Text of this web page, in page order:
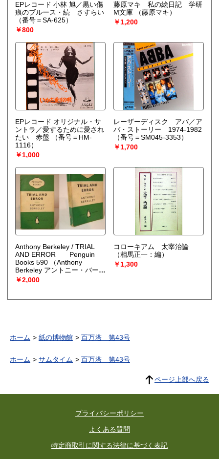
EPレコード 小林 旭／黒い傷
痕のブルース・続 さすらい
（番号＝SA-625）
￥800
藤原マキ 私の絵日記 学研
M文庫
（藤原マキ）
￥1,200
EPレコード オリジナル・サ
ントラ／愛するために愛され
たい 赤盤
（番号＝HM-
1116）
￥1,000
レーザーディスク アバ／ア
バ・ストーリー 1974-1982
（番号＝SM045-3353）
￥1,700
Anthony Berkeley / TRIAL
AND ERROR Penguin
Books 590
（Anthony
Berkeley アントニー・バーク
リー）
￥2,000
コローキアム 太宰治論
（相馬正一：編）
￥1,300
ホーム 紙の博物館 百万塔 第43号
ホーム サムタイム 百万塔 第43号
ページ上部へ戻る
プライバシーポリシー
よくある質問
特定商取引に関する法律に基づく表記